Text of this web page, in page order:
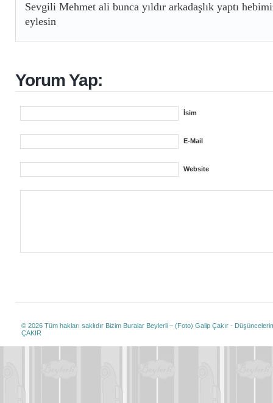
Sevgili Mehmet ali bunca yıldır arkadaşlık yaptı
eylesin
Yorum Yap:
İsim
E-Mail
Website
© 2026 Tüm hakları saklıdır Bizim Buralar Beylerli – (Foto) Galip Çakır -
ÇAKIR